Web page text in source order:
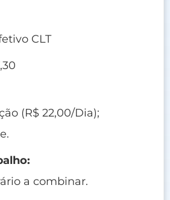
CLT
(R$ 22,00/Dia);
a combinar.